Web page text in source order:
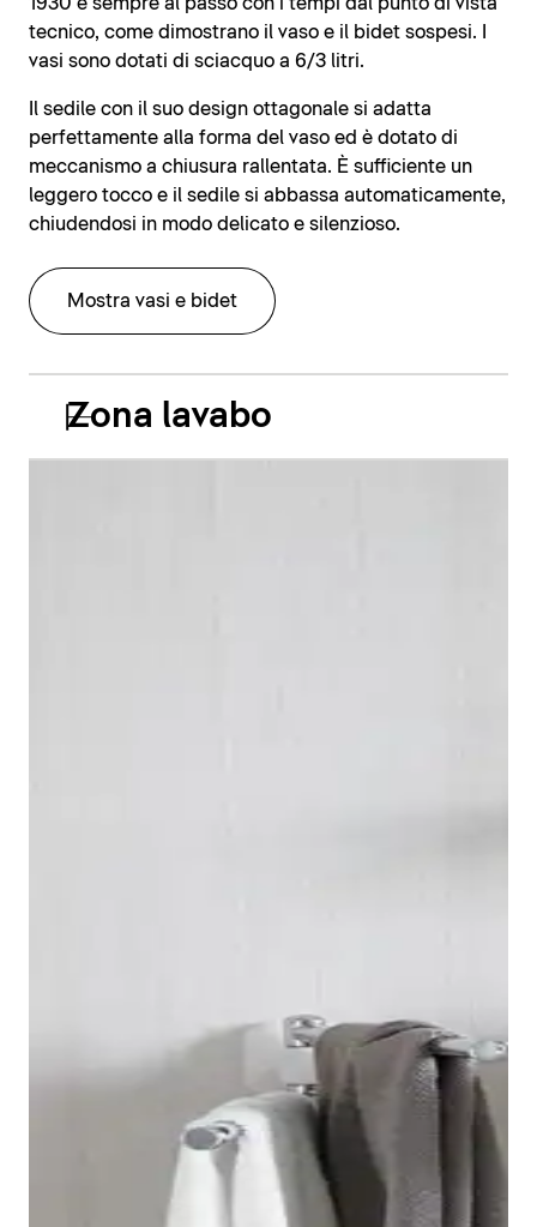
1930 è sempre al passo con i tempi dal punto di vista
tecnico, come dimostrano il vaso e il bidet sospesi. I
vasi sono dotati di sciacquo a 6/3 litri.
Il sedile con il suo design ottagonale si adatta
perfettamente alla forma del vaso ed è dotato di
meccanismo a chiusura rallentata. È sufficiente un
leggero tocco e il sedile si abbassa automaticamente,
chiudendosi in modo delicato e silenzioso.
Mostra vasi e bidet
Zona lavabo